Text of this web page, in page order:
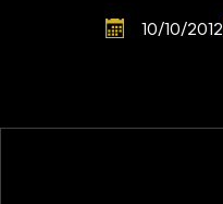
10/10/2012